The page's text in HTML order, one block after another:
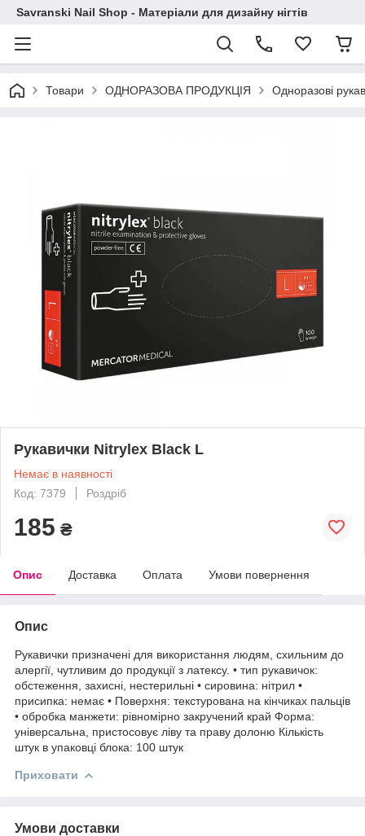
Savranski Nail Shop - Матеріали для дизайну нігтів
Товари ОДНОРАЗОВА ПРОДУКЦІЯ Одноразові
Рукавички Nitrylex Black L
Немає в наявності
Код: 7379
Роздріб
185 ₴
Опис Доставка Оплата Умови повернення
Опис
Рукавички призначені для використання людям, схильним до
алергії, чутливим до продукції з латексу. • тип рукавичок:
обстеження, захисні, нестерильні • сировина: нітрил •
присипка: немає • Поверхня: текстурована на кінчиках пальців
• обробка манжети: рівномірно закручений край Форма:
універсальна, пристосовує ліву та праву долоню Кількість
штук в упаковці блока: 100 штук
Приховати
Умови доставки